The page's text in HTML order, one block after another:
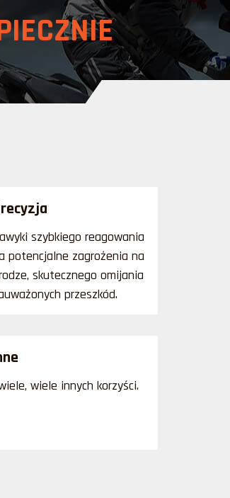
szybkiego reagowania
potencjalne zagrożenia na
skutecznego omijania
przeszkód.
wiele innych korzyści.